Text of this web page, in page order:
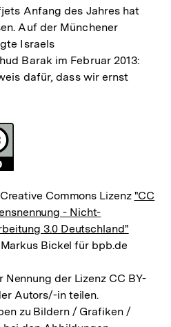
Anfang des Jahres hat
Auf der Münchener
Israels
Barak im Februar 2013:
dafür, dass wir ernst
Commons Lizenz "CC
- Nicht-
3.0 Deutschland"
Bickel für bpb.de
Nennung der Lizenz CC BY-
Autors/-in teilen.
zu Bildern / Grafiken /